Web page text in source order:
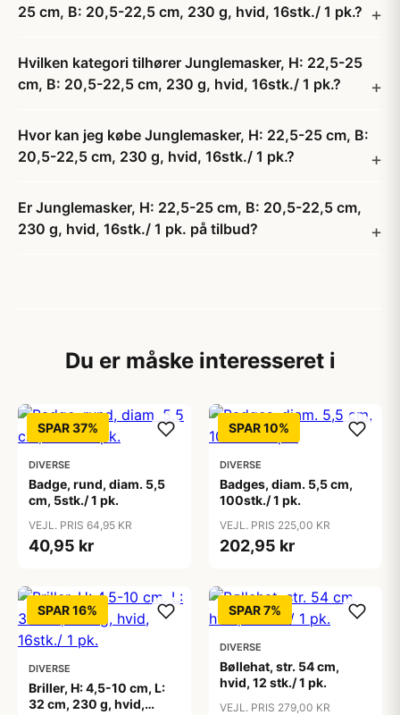
25 cm, B: 20,5-22,5 cm, 230 g, hvid, 16stk./ 1 pk.?
Hvilken kategori tilhører Junglemasker, H: 22,5-25
cm, B: 20,5-22,5 cm, 230 g, hvid, 16stk./ 1 pk.?
Hvor kan jeg købe Junglemasker, H: 22,5-25 cm, B:
20,5-22,5 cm, 230 g, hvid, 16stk./ 1 pk.?
Er Junglemasker, H: 22,5-25 cm, B: 20,5-22,5 cm,
230 g, hvid, 16stk./ 1 pk. på tilbud?
Du er måske interesseret i
SPAR 37%
DIVERSE
Badge, rund, diam. 5,5
cm, 5stk./ 1 pk.
VEJL. PRIS 64,95 KR
40,95 kr
SPAR 10%
DIVERSE
Badges, diam. 5,5 cm,
100stk./ 1 pk.
VEJL. PRIS 225,00 KR
202,95 kr
SPAR 16%
DIVERSE
Briller, H: 4,5-10 cm, L:
32 cm, 230 g, hvid,
SPAR 7%
DIVERSE
Bøllehat, str. 54 cm,
hvid, 12 stk./ 1 pk.
VEJL. PRIS 279,00 KR